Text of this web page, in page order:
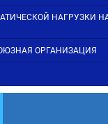
НАГРУЗКИ
ОРГАНИЗАЦИЯ